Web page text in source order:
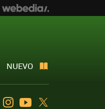
NUEVO
FlipboardInstagramYoutube